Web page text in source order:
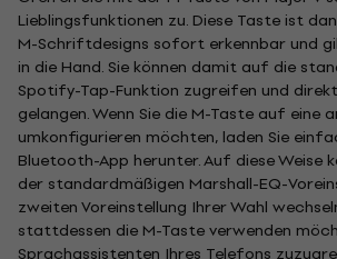
Lieblingsfunktionen zu. Diese Taste ist
M-Schriftdesigns sofort erkennbar und
in die Hand. Sie können damit auf die
Spotify-Tap-Funktion zugreifen und
gelangen. Wenn Sie die M-Taste auf eine
umkonfigurieren möchten, laden Sie
Bluetooth-App herunter. Auf diese Weise
der standardmäßigen Marshall-EQ-
zweiten Voreinstellung Ihrer Wahl
stattdessen die M-Taste verwenden